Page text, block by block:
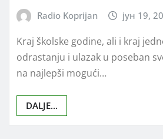
Radio Koprijan јун 19,
Kraj školske godine, ali i kraj
odrastanju i ulazak u poseban
na najlepši mogući…
DALJE...